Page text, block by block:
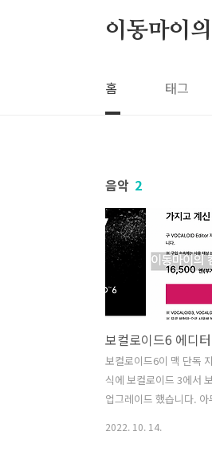
이동마이
홈 태그
음악 2
보컬로이드6이 맥 단독
식에 보컬로이드 3에서
업그레이드 했습니다.
2022. 10. 14.